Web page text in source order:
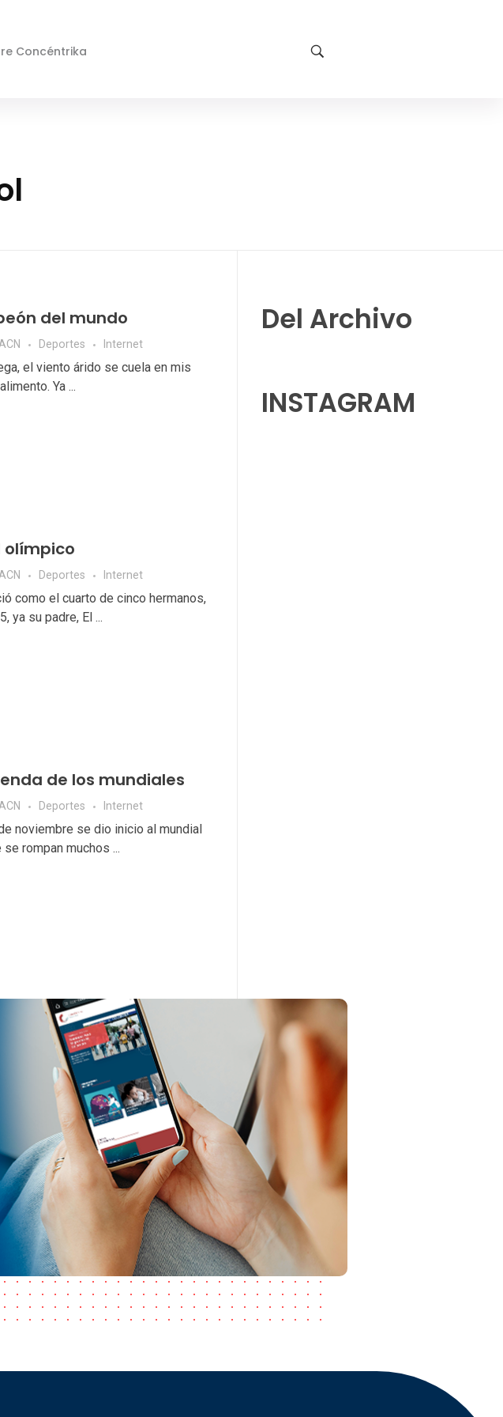
Concéntrika
del mundo
Deportes Internet
el viento árido se cuela en mis
Ya ...
olímpico
Deportes Internet
como el cuarto de cinco hermanos,
ya su padre, El ...
de los mundiales
Deportes Internet
noviembre se dio inicio al mundial
rompan muchos ...
Del Archivo
INSTAGRAM